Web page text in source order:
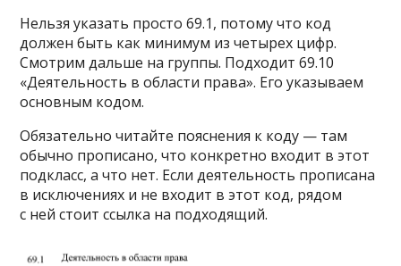
Нельзя указать просто 69.1, потому что код
должен быть как минимум из четырех цифр.
Смотрим дальше на группы. Подходит 69.10
«Деятельность в области права». Его указываем
основным кодом.
Обязательно читайте пояснения к коду — там
обычно прописано, что конкретно входит в этот
подкласс, а что нет. Если деятельность прописана
в исключениях и не входит в этот код, рядом
с ней стоит ссылка на подходящий.